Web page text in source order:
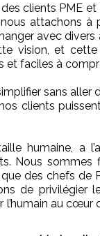
clients PME
attachons
avec
vision, et
et faciles à
sans aller
clients
humaine, a
Nous sommes
des chefs de
de privilégier
au cœur